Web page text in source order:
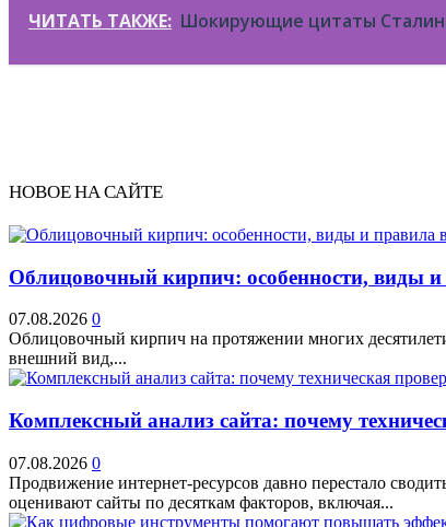
ЧИТАТЬ ТАКЖЕ: Шокирующие цитаты
НОВОЕ НА САЙТЕ
Облицовочный кирпич: особенности, виды
07.08.2026 0
Облицовочный кирпич на протяжении многих
внешний вид,...
Комплексный анализ сайта: почему
07.08.2026 0
Продвижение интернет-ресурсов давно перестало
оценивают сайты по десяткам факторов, включая...